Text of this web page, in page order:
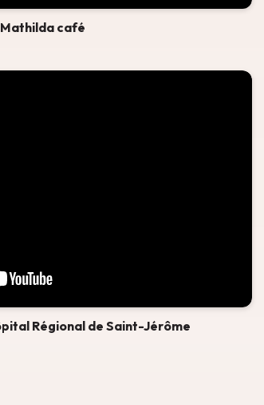
Mathilda café
Régional de Saint-Jérôme